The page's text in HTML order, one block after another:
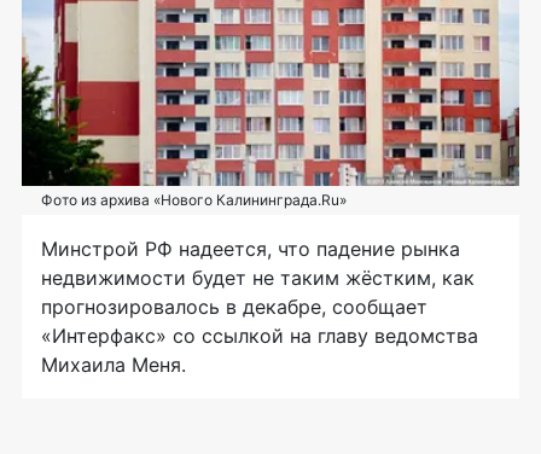
Фото из архива «Нового Калининграда.Ru»
Минстрой РФ надеется, что падение рынка
недвижимости будет не таким жёстким, как
прогнозировалось в декабре, сообщает
«Интерфакс» со ссылкой на главу ведомства
Михаила Меня.